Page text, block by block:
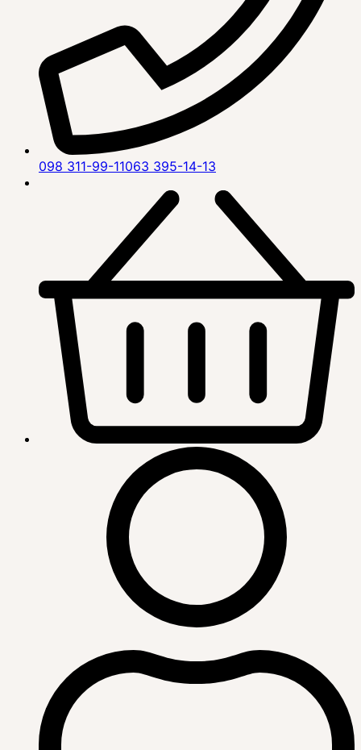
098 311-99-11063 395-14-13